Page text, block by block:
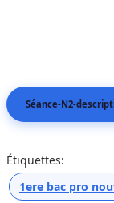
Séance-N2-
Étiquettes:
1ere bac pro